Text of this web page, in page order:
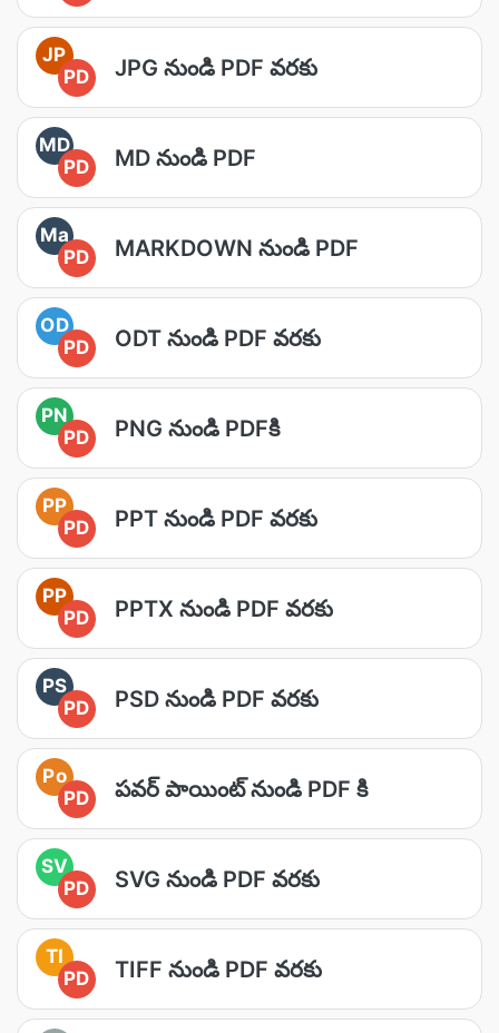
JP
PD
JPG నుండి PDF వరకు
MD
PD
MD నుండి PDF
Ma
PD
MARKDOWN నుండి PDF
OD
PD
ODT నుండి PDF వరకు
PN
PD
PNG నుండి PDFకి
PP
PD
PPT నుండి PDF వరకు
PP
PD
PPTX నుండి PDF వరకు
PS
PD
PSD నుండి PDF వరకు
Po
PD
పవర్ పాయింట్ నుండి PDF కి
SV
PD
SVG నుండి PDF వరకు
TI
PD
TIFF నుండి PDF వరకు